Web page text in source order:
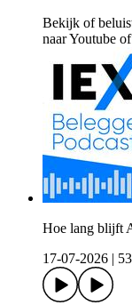
Bekijk of
naar Youtube
Hoe lang blijft
17-07-2026